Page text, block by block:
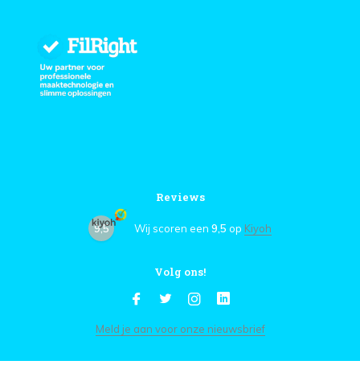
Reviews
9,5 Wij scoren een 9,5 op Kiyoh
Volg ons!
Meld je aan voor onze nieuwsbrief